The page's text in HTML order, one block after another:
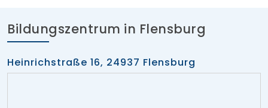
Bildungszentrum in Flensburg
Heinrichstraße 16, 24937 Flensburg